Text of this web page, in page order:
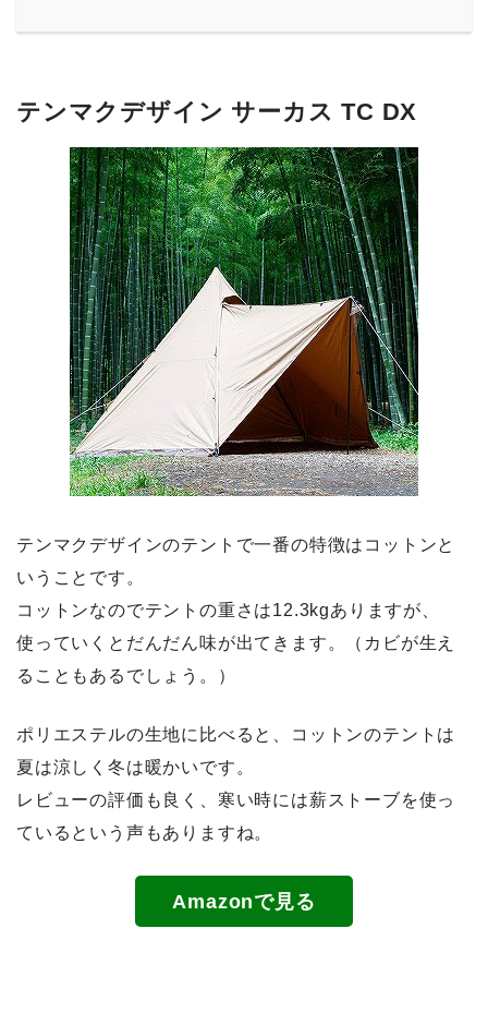
テンマクデザイン サーカス TC DX
テンマクデザインのテントで一番の特徴はコットンと
いうことです。
コットンなのでテントの重さは12.3kgありますが、
使っていくとだんだん味が出てきます。（カビが生え
ることもあるでしょう。）
ポリエステルの生地に比べると、コットンのテントは
夏は涼しく冬は暖かいです。
レビューの評価も良く、寒い時には薪ストーブを使っ
ているという声もありますね。
Amazonで見る